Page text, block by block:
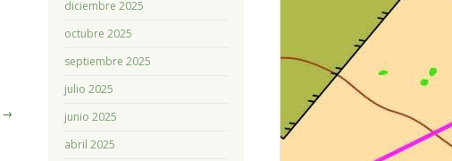
→
diciembre 2025
octubre 2025
septiembre 2025
julio 2025
junio 2025
abril 2025